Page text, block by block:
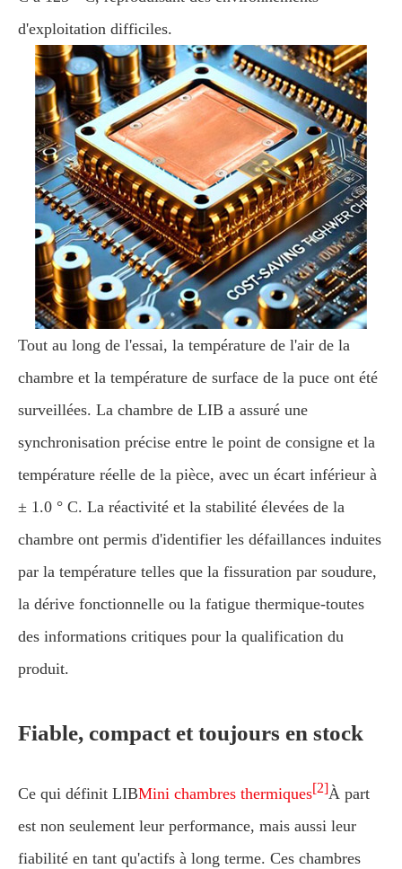
d'exploitation difficiles.
Tout au long de l'essai, la température de l'air de la
chambre et la température de surface de la puce ont été
surveillées. La chambre de LIB a assuré une
synchronisation précise entre le point de consigne et la
température réelle de la pièce, avec un écart inférieur à
± 1.0 ° C. La réactivité et la stabilité élevées de la
chambre ont permis d'identifier les défaillances induites
par la température telles que la fissuration par soudure,
la dérive fonctionnelle ou la fatigue thermique-toutes
des informations critiques pour la qualification du
produit.
Fiable, compact et toujours en stock
Ce qui définit LIBMini chambres thermiques[2]À part
est non seulement leur performance, mais aussi leur
fiabilité en tant qu'actifs à long terme. Ces chambres